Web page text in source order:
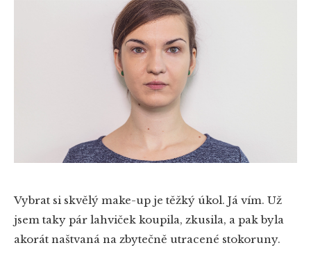
Vybrat si skvělý make-up je těžký úkol. Já vím. Už
jsem taky pár lahviček koupila, zkusila, a pak byla
akorát naštvaná na zbytečně utracené stokoruny.